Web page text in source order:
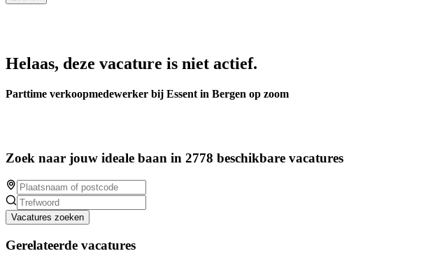
Helaas, deze vacature is niet actief.
Parttime verkoopmedewerker bij Essent in Bergen op zoom
Zoek naar jouw ideale baan in 2778 beschikbare vacatures
Vacatures zoeken
Gerelateerde vacatures